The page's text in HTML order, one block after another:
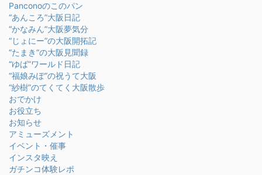
Panconoのこのパン
“あんころ”大阪日記
“かなみん”大阪夢気分
“じょにー”の大阪開拓記
“たまき”の大阪見聞録
“ゆば”ワールド日記
“福娘みぽ”の祝うて大阪
“紗樹”のてくてく大阪散歩
おでかけ
お役立ち
お知らせ
アミューズメント
イベント・催事
インスタ映え
ガチンコ体験レポ